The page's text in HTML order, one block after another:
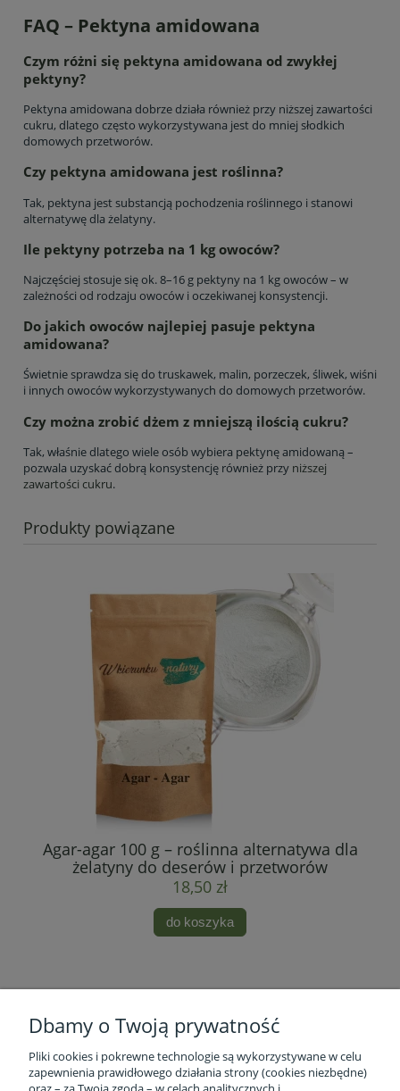
Produkty powiązane
Agar-agar 100 g – roślinna alternatywa dla
żelatyny do deserów i przetworów
18,50 zł
do koszyka
FAQ – Pektyna amidowana
Czym różni się pektyna amidowana od zwykłej
pektyny?
Pektyna amidowana dobrze działa również przy niższej zawartości
cukru, dlatego często wykorzystywana jest do mniej słodkich
domowych przetworów.
Czy pektyna amidowana jest roślinna?
Tak, pektyna jest substancją pochodzenia roślinnego i stanowi
alternatywę dla żelatyny.
Ile pektyny potrzeba na 1 kg owoców?
Najczęściej stosuje się ok. 8–16 g pektyny na 1 kg owoców – w
zależności od rodzaju owoców i oczekiwanej konsystencji.
Do jakich owoców najlepiej pasuje pektyna
amidowana?
Świetnie sprawdza się do truskawek, malin, porzeczek, śliwek, wiśni
i innych owoców wykorzystywanych do domowych przetworów.
Czy można zrobić dżem z mniejszą ilością cukru?
Tak, właśnie dlatego wiele osób wybiera pektynę amidowaną –
pozwala uzyskać dobrą konsystencję również przy niższej
zawartości cukru.
Dbamy o Twoją prywatność
Pliki cookies i pokrewne technologie są wykorzystywane w celu
zapewnienia prawidłowego działania strony (cookies niezbędne)